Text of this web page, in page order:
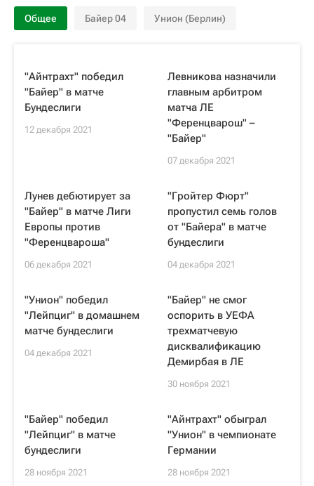
Общее Байер 04 Унион (Берлин)
"Айнтрахт" победил
"Байер" в матче
Бундеслиги
12 декабря 2021
Левникова назначили
главным арбитром
матча ЛЕ
"Ференцварош" –
"Байер"
07 декабря 2021
Лунев дебютирует за
"Байер" в матче Лиги
Европы против
"Ференцвароша"
06 декабря 2021
"Гройтер Фюрт"
пропустил семь голов
от "Байера" в матче
бундеслиги
04 декабря 2021
"Унион" победил
"Лейпциг" в домашнем
матче бундеслиги
04 декабря 2021
"Байер" не смог
оспорить в УЕФА
трехматчевую
дисквалификацию
Демирбая в ЛЕ
30 ноября 2021
"Байер" победил
"Лейпциг" в матче
бундеслиги
28 ноября 2021
"Айнтрахт" обыграл
"Унион" в чемпионате
Германии
28 ноября 2021